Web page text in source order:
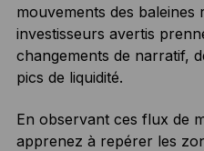
mouvements des baleines
investisseurs avertis
changements de narratif,
pics de liquidité.
En observant ces flux de
apprenez à repérer les